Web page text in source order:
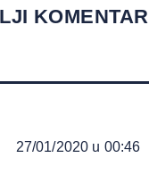
KOMENTAR
27/01/2020 u 00:46